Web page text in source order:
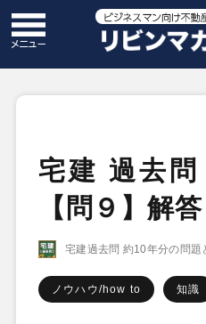
宅建 過去
【問９】解答
宅建過去問 約10年分の問題
ノウハウ/how to 知識